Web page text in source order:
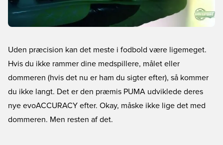
Uden præcision kan det meste i fodbold være ligemeget.
Hvis du ikke rammer dine medspillere, målet eller
dommeren (hvis det nu er ham du sigter efter), så kommer
du ikke langt. Det er den præmis PUMA udviklede deres
nye evoACCURACY efter. Okay, måske ikke lige det med
dommeren. Men resten af det.